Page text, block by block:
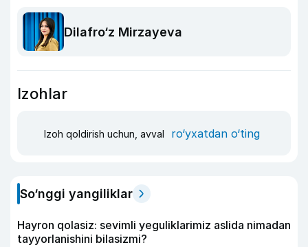
Dilafro‘z Mirzayeva
Izohlar
Izoh qoldirish uchun, avval ro‘yxatdan o‘ting
So‘nggi yangiliklar
Hayron qolasiz: sevimli yeguliklarimiz aslida nimadan
tayyorlanishini bilasizmi?